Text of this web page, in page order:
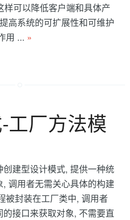
样可以降低客户端和具体产
高系统的可扩展性和可维护
用 ... »
工厂方法模
建型设计模式, 提供一种统
调用者无需关心具体的构建
被封装在工厂类中, 调用者
接口来获取对象, 不需要直